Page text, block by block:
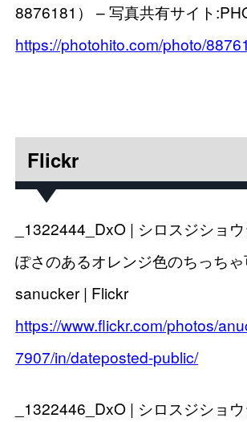
8876181） – 写真共有サイト
https://photohito.com/photo/
Flickr
_1322444_DxO | シロスジショ
ぽさのあるオレンジ色のちっち
sanucker | Flickr
https://www.flickr.com/photos/
7907/in/dateposted-public/
_1322446_DxO | シロスジショ